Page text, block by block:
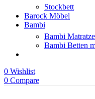
Stockbett
Barock Möbel
Bambi
Bambi
Bambi Betten
0 Wishlist
0 Compare